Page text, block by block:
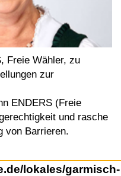
Freie Wähler, zu
zur
ENDERS (Freie
und rasche
von Barrieren.
lokales/garmisch-